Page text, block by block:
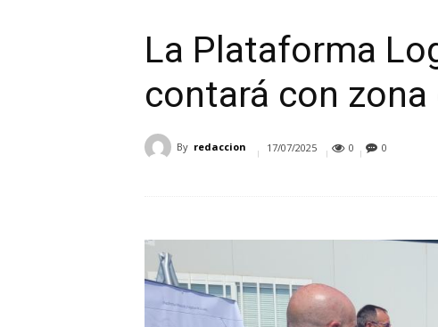
La Plataforma
contará con
By redaccion 17/07/2025 0 0